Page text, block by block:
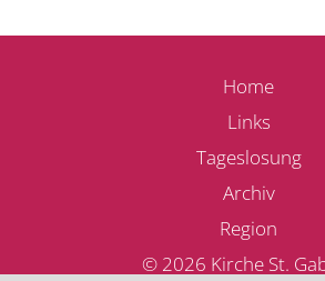
Home
Links
Tageslosung
Archiv
Region
© 2026 Kirche St.